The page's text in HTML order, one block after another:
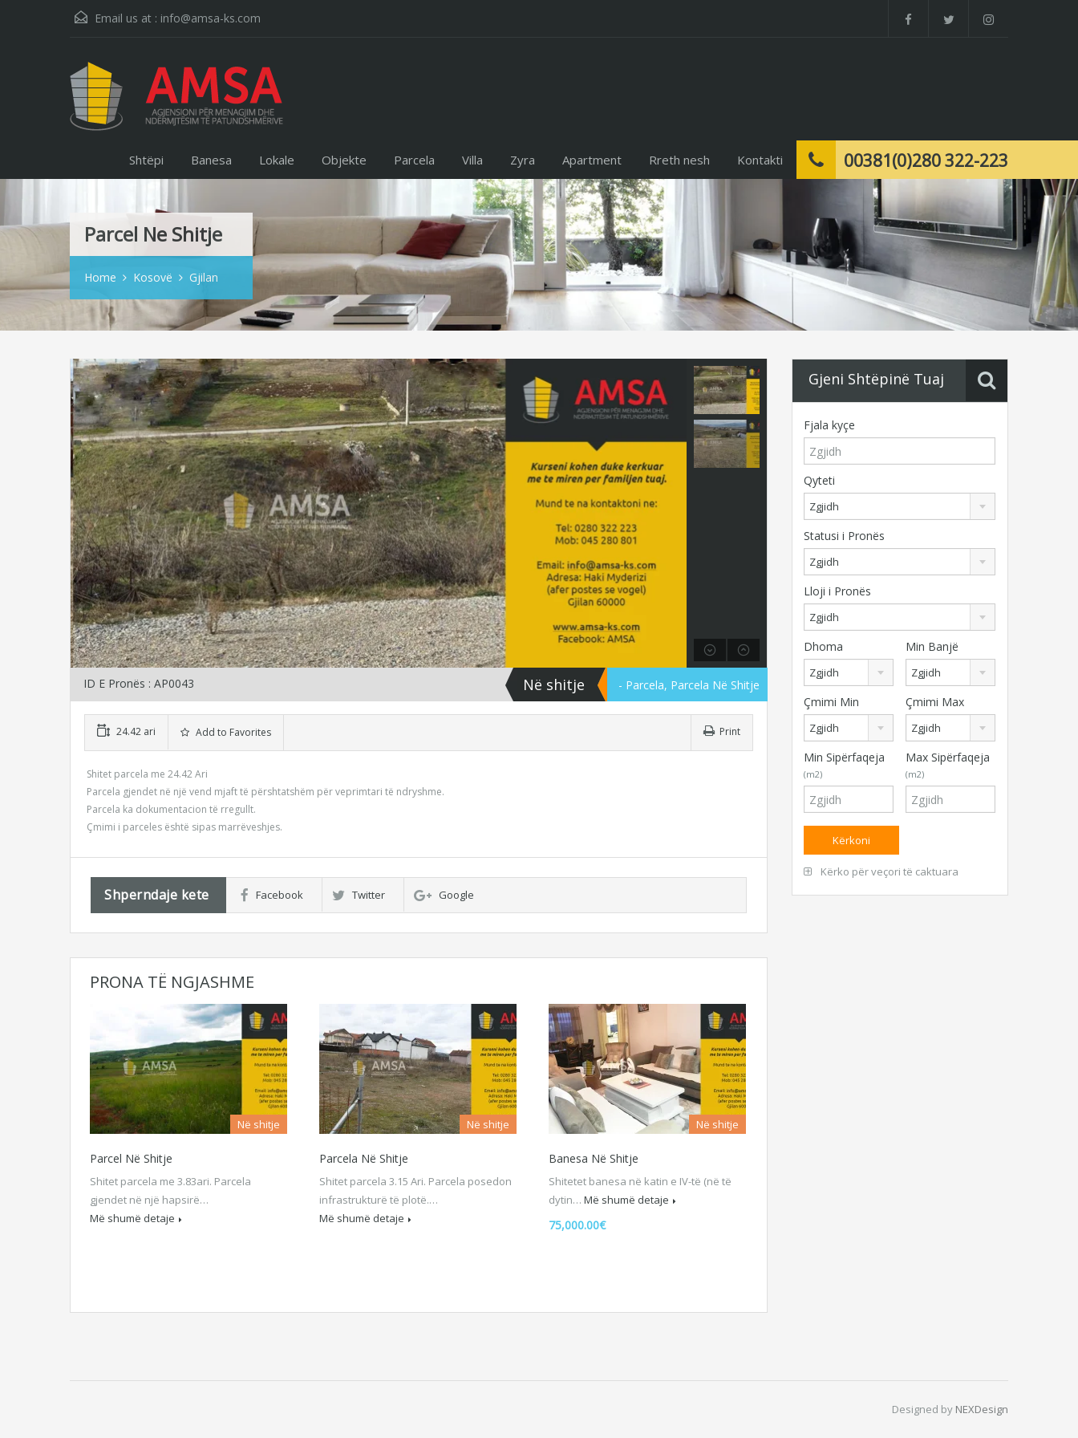
Email us at : info@amsa-ks.com
00381(0)280 322-223
Shtëpi Banesa Lokale Objekte Parcela Villa Zyra Apartment Rreth nesh Kontakti
Parcel Ne Shitje
Home Kosovë Gjilan
ID E Pronës : AP0043 Në shitje - Parcela, Parcela Në Shitje
24.42 ari Add to Favorites Print
Shitet parcela me 24.42 Ari
Parcela gjendet në një vend mjaft të përshtatshëm për veprimtari të ndryshme.
Parcela ka dokumentacion të rregullt.
Çmimi i parceles është sipas marrëveshjes.
Shperndaje kete Facebook Twitter Google
PRONA TË NGJASHME
Në shitje
Parcel Në Shitje
Shitet parcela me 3.83ari. Parcela
gjendet në një hapsirë…
Më shumë detaje
Në shitje
Parcela Në Shitje
Shitet parcela 3.15 Ari. Parcela posedon
infrastrukturë të plotë.…
Më shumë detaje
Në shitje
Banesa Në Shitje
Shitetet banesa në katin e IV-të (në të
dytin… Më shumë detaje
75,000.00€
Gjeni Shtëpinë Tuaj
Fjala kyçe
Qyteti
Zgjidh
Statusi i Pronës
Zgjidh
Lloji i Pronës
Zgjidh
Dhoma
Zgjidh
Min Banjë
Zgjidh
Çmimi Min
Zgjidh
Çmimi Max
Zgjidh
Min Sipërfaqeja
(m2)
Max Sipërfaqeja
(m2)
Kërko për veçori të caktuara
Designed by NEXDesign